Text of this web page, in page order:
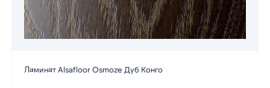
Ламинат Alsafloor Osmoze Дуб Конго